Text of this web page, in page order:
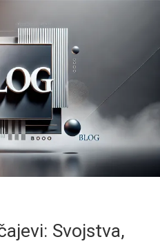
Svojstva,